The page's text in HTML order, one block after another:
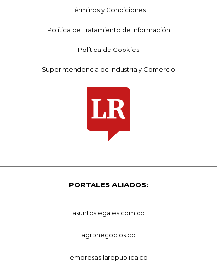
Términos y Condiciones
Política de Tratamiento de Información
Política de Cookies
Superintendencia de Industria y Comercio
PORTALES ALIADOS:
asuntoslegales.com.co
agronegocios.co
empresas.larepublica.co